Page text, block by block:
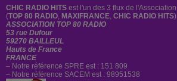
CHIC RADIO HITS est l'un des 3 flux de l'Association
(TOP 80 RADIO, MAXIFRANCE, CHIC RADIO HITS)
ASSOCIATION TOP 80 RADIO
53 rue Dufour
59270 BAILLEUL
Hauts de France
FRANCE
– Notre référence SPRE est : 151 809
– Notre référence SACEM est : 98951538